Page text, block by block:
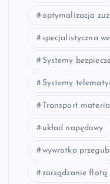
optymalizacja
specjalistyczna
Systemy
Systemy
Transport
układ napędowy
wywrotka
zarządzanie flotą